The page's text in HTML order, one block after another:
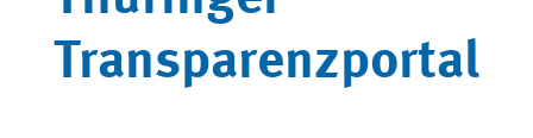
Transparenzportal